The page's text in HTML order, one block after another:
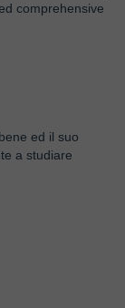
comprehensive
ed il suo
a studiare